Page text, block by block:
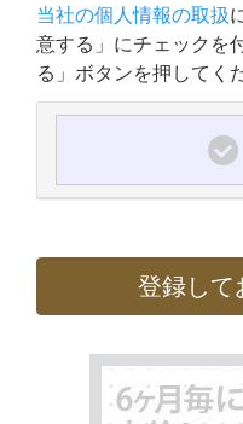
当社の個人情報の取扱
意する」にチェックを
る」ボタンを押してく